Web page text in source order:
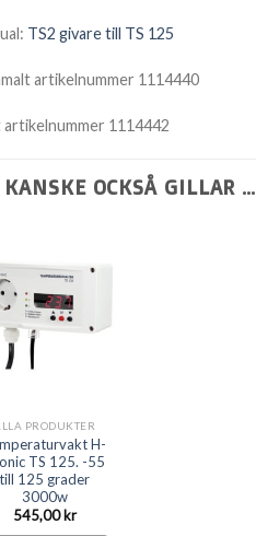
TS2 givare till TS 125
artikelnummer 1114440
1114442
KANSKE OCKSÅ GILLAR …
PRODUKTER
H-
TS 125. -55
till 125 grader
3000w
545,00kr